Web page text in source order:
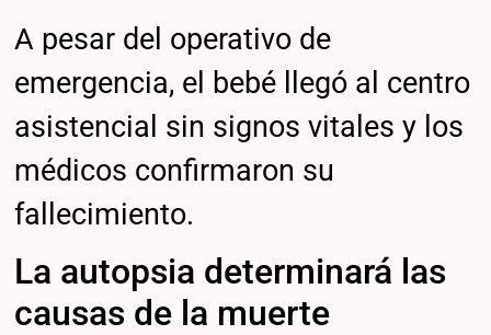
A pesar del operativo de
emergencia, el bebé llegó al centro
asistencial sin signos vitales y los
médicos confirmaron su
fallecimiento.
La autopsia determinará las
causas de la muerte